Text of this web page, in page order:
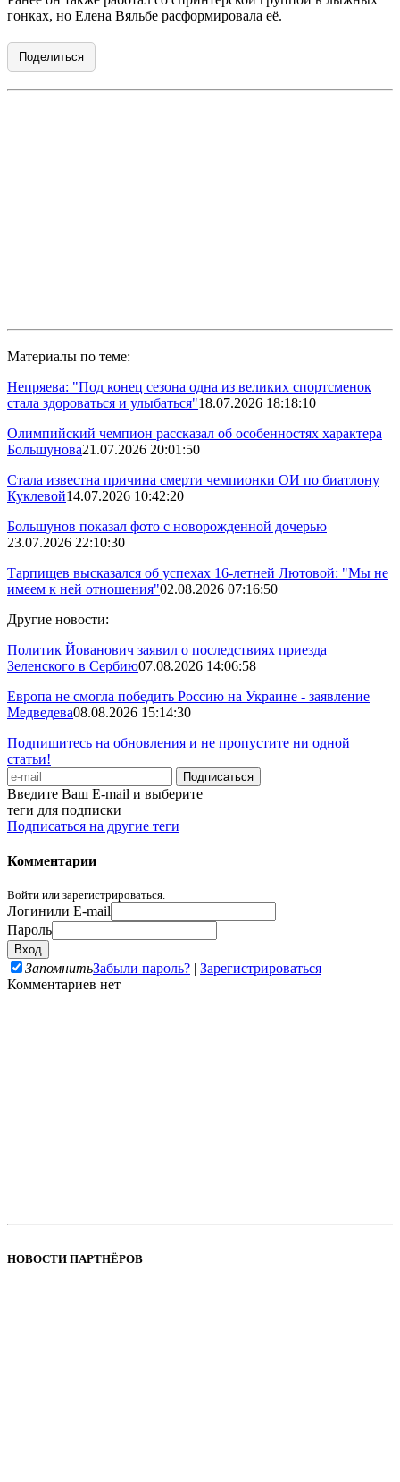
гонках, но Елена Вяльбе расформировала её.
Поделиться
Материалы по теме:
Непряева: "Под конец сезона одна из великих спортсменок
стала здороваться и улыбаться"18.07.2026 18:18:10
Олимпийский чемпион рассказал об особенностях характера
Большунова21.07.2026 20:01:50
Стала известна причина смерти чемпионки ОИ по биатлону
Куклевой14.07.2026 10:42:20
Большунов показал фото с новорожденной дочерью
23.07.2026 22:10:30
Тарпищев высказался об успехах 16-летней Лютовой: "Мы не
имеем к ней отношения"02.08.2026 07:16:50
Другие новости:
Политик Йованович заявил о последствиях приезда
Зеленского в Сербию07.08.2026 14:06:58
Европа не смогла победить Россию на Украине - заявление
Медведева08.08.2026 15:14:30
Подпишитесь на обновления и не пропустите ни одной
статьи!
Введите Ваш E-mail и выберите
теги для подписки
Подписаться на другие теги
Комментарии
Войти или зарегистрироваться.
Логинили E-mail
Пароль
ЗапомнитьЗабыли пароль? | Зарегистрироваться
Комментариев нет
НОВОСТИ ПАРТНЁРОВ